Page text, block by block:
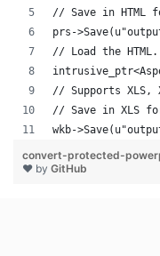
// Save in HTML
prs-
// Load the HTML.
// Supports XLS,
// Save in XLS
wkb-
convert-protected-
❤ by GitHub